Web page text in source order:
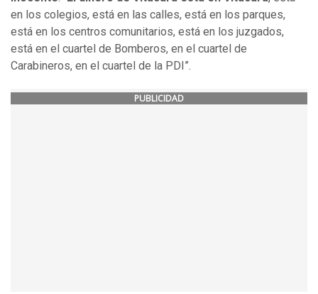
en los colegios, está en las calles, está en los parques,
está en los centros comunitarios, está en los juzgados,
está en el cuartel de Bomberos, en el cuartel de
Carabineros, en el cuartel de la PDI”.
PUBLICIDAD